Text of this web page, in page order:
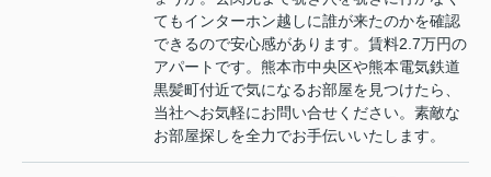
てもインターホン越しに誰が来たのかを確認
できるので安心感があります。賃料2.7万円の
アパートです。熊本市中央区や熊本電気鉄道
黒髪町付近で気になるお部屋を見つけたら、
当社へお気軽にお問い合せください。素敵な
お部屋探しを全力でお手伝いいたします。